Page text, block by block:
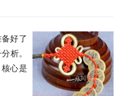
如何设计一个能活过黄金黑天鹅
略
残差连接：深度学习成功的关键
21天驯化AI打工仔 - SQEP 的性能
优化
21天驯化AI打工仔 - SQEP与
研报复现之如何正确筛选『连续
分红』股票（附代码）
Moonshot is all you need - 红利
06 10 倍速！高效编码
07 代码单元测试
08 代码版本管理
06 - Numpy核心语法[5]
07 - Numpy核心语法[6]
08 - Numpy应用案例[1]
好了
析。
心是